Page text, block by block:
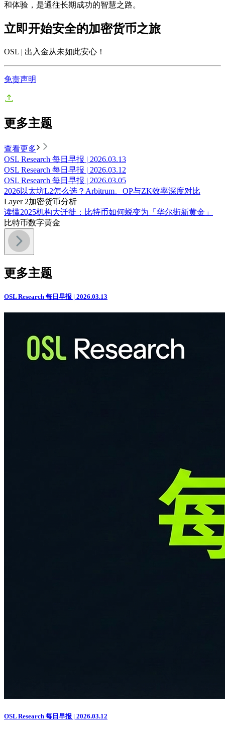
和体验，是通往长期成功的智慧之路。
立即开始安全的加密货币之旅
OSL | 出入金从未如此安心 ！
免责声明
更多主题
查看更多
OSL Research 每日早报 | 2026.03.13
OSL Research 每日早报 | 2026.03.12
OSL Research 每日早报 | 2026.03.05
2026以太坊L2怎么选？Arbitrum、OP与ZK效率深度对比
Layer 2加密货币分析
读懂2025机构大迁徙：比特币如何蜕变为「华尔街新黄金」
比特币数字黄金
更多主题
OSL Research 每日早报 | 2026.03.13
OSL Research 每日早报 | 2026.03.12